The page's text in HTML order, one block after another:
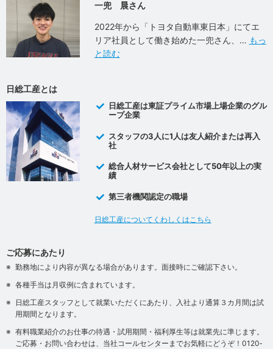
一兜 晨さん
2022年から「トヨタ自動車東日本」にてエ
リア社員として働き始めた一兜さん、
もっ
と読む
日総工産とは
日総工産は東証プライム市場上場企業のグル
ープ企業
スタッフの3人に1人は友人紹介または再入
社
総合人材サービス会社として50年以上の実
績
第三者機関認定の職場
日総工産についてくわしくはこちら
ご応募にあたり
勤務地により内容が異なる場合があります。面接時にご確認下さい。
各種手当は月収例に含まれています。
日総工産スタッフとして就業いただくにあたり、入社より通算３カ月間は試
用期間となります。
有料職業紹介のお仕事の待遇・試用期間・福利厚生等は就業先に準じます。
ご応募・お問い合わせは、当社コールセンターまでお気軽にどうぞ！0120‐